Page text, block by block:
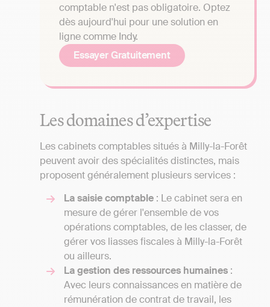
comptable n'est pas obligatoire. Optez
dès aujourd'hui pour une solution en
ligne comme Indy.
Essayer Gratuitement
Les domaines d’expertise
Les cabinets comptables situés à Milly-la-Forêt
peuvent avoir des spécialités distinctes, mais
proposent généralement plusieurs services :
La saisie comptable : Le cabinet sera en
mesure de gérer l'ensemble de vos
opérations comptables, de les classer, de
gérer vos liasses fiscales à Milly-la-Forêt
ou ailleurs.
La gestion des ressources humaines :
Avec leurs connaissances en matière de
rémunération de contrat de travail, les